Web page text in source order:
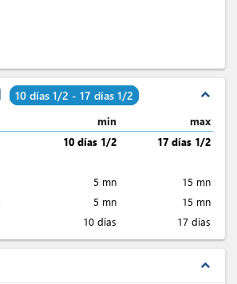
10 días 1/2 - 17 días 1/2 expand_less
min
max
10 días 1/2
17 días 1/2
5 mn
15 mn
5 mn
15 mn
10 días 17 días
expand_less